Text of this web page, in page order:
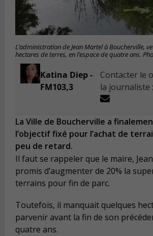
L’administration de Jean Martel à Boucherville,
hectares de terres, en l’espace de quatre ans.
Katina Diep -
FM103,3
Contacter le
la journaliste :
La Ville de Boucherville a
l’objectif fixé pour l’achat de
peu de retard.
Il faut se rappeler que le maire,
promis d’augmenter de 20% la
terrains pour fin de parc.
Toutefois, il manquait quelques
parvenir avant la fin de son
quatre ans.